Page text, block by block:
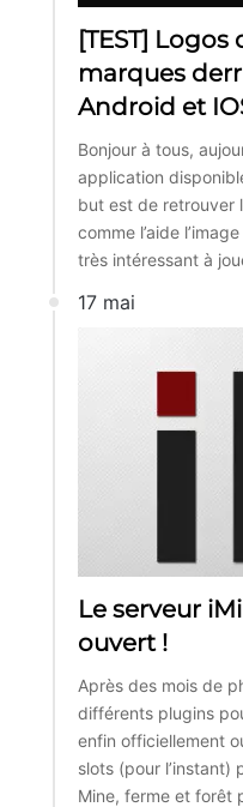
[TEST] Logos
marques
Android et
Bonjour à tous,
application
but est de retrouver
comme l’aide
très intéressant à
17 mai
Le serveur
ouvert !
Après des mois de
différents plugins
enfin officiellement
slots (pour l’instant)
Mine, ferme et forêt